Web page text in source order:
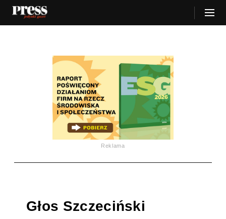
Reklama
Głos Szczeciński